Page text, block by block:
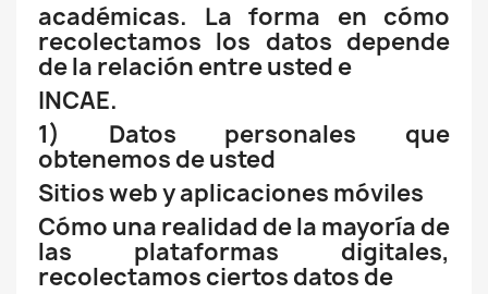
académicas. La forma en cómo
recolectamos los datos depende
de la relación entre usted e
INCAE.
1) Datos personales que
obtenemos de usted
Sitios web y aplicaciones móviles
Cómo una realidad de la mayoría de
las plataformas digitales,
recolectamos ciertos datos de